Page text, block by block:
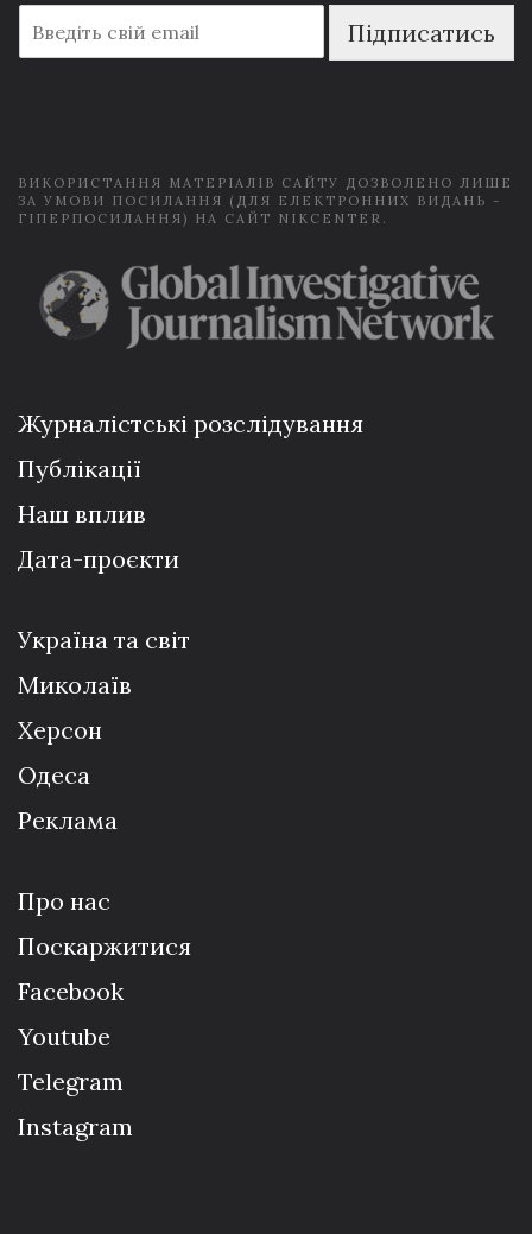
m
a
Підписатись
ВИКОРИСТАННЯ МАТЕРІАЛІВ САЙТУ ДОЗВОЛЕНО ЛИШЕ
ЗА УМОВИ ПОСИЛАННЯ (ДЛЯ ЕЛЕКТРОННИХ ВИДАНЬ -
ГІПЕРПОСИЛАННЯ) НА САЙТ NIKCENTER.
Журналістські розслідування
Публікації
Наш вплив
Дата-проєкти
Україна та світ
Миколаїв
Херсон
Одеса
Реклама
Про нас
Поскаржитися
Facebook
Youtube
Telegram
Instagram